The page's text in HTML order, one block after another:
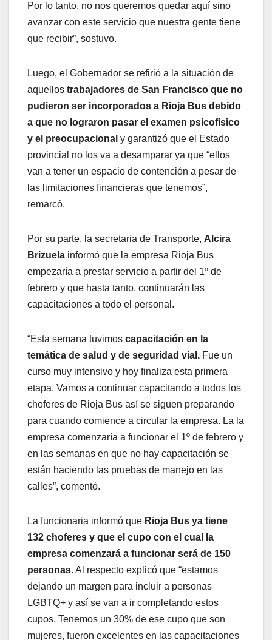
Por lo tanto, no nos queremos quedar aquí sino
avanzar con este servicio que nuestra gente tiene
que recibir”, sostuvo.
Luego, el Gobernador se refirió a la situación de
aquellos trabajadores de San Francisco que no
pudieron ser incorporados a Rioja Bus debido
a que no lograron pasar el examen psicofísico
y el preocupacional y garantizó que el Estado
provincial no los va a desamparar ya que “ellos
van a tener un espacio de contención a pesar de
las limitaciones financieras que tenemos”,
remarcó.
Por su parte, la secretaria de Transporte, Alcira
Brizuela informó que la empresa Rioja Bus
empezaría a prestar servicio a partir del 1º de
febrero y que hasta tanto, continuarán las
capacitaciones a todo el personal.
“Esta semana tuvimos capacitación en la
temática de salud y de seguridad vial. Fue un
curso muy intensivo y hoy finaliza esta primera
etapa. Vamos a continuar capacitando a todos los
choferes de Rioja Bus así se siguen preparando
para cuando comience a circular la empresa. La la
empresa comenzaría a funcionar el 1º de febrero y
en las semanas en que no hay capacitación se
están haciendo las pruebas de manejo en las
calles”, comentó.
La funcionaria informó que Rioja Bus ya tiene
132 choferes y que el cupo con el cual la
empresa comenzará a funcionar será de 150
personas. Al respecto explicó que “estamos
dejando un margen para incluir a personas
LGBTQ+ y así se van a ir completando estos
cupos. Tenemos un 30% de ese cupo que son
mujeres, fueron excelentes en las capacitaciones